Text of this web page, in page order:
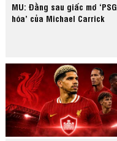
MU: Đằng sau giấc mơ ‘PSG
hóa’ của Michael Carrick